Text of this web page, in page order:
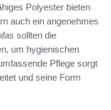
Polyester bieten
auch ein angenehmes
sollten die
um hygienischen
Pflege sorgt
und seine Form